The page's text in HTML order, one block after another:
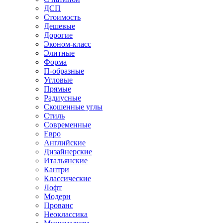
ДСП
Стоимость
Дешевые
Дорогие
Эконом-класс
Элитные
Форма
П-образные
Угловые
Прямые
Радиусные
Скошенные углы
Стиль
Современные
Евро
Английские
Дизайнерские
Итальянские
Кантри
Классические
Лофт
Модерн
Прованс
Неоклассика